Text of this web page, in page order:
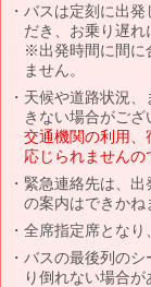
バスは定刻に出発
だき、お乗り遅れ
※出発時間に間に
ません。
天候や道路状況
きない場合がござ
交通機関の利用、
応じられませんの
緊急連絡先は、
の案内はできかね
全席指定席となり
バスの最後列のシ
り倒れない場合が